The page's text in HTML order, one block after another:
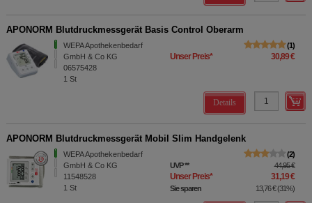
APONORM Blutdruckmessgerät Basis Control Oberarm
WEPA Apothekenbedarf
GmbH & Co KG
06575428
1 St
1
Unser Preis* 30,89 €
Details
APONORM Blutdruckmessgerät Mobil Slim Handgelenk
WEPA Apothekenbedarf
GmbH & Co KG
11548528
1 St
2
UVP** 44,95 €
Unser Preis* 31,19 €
Sie sparen 13,76 €(31%)